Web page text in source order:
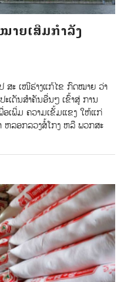
າຍເສີມກຳລັງ
ສະ ເໜີຮ່າງແກ້ໄຂ ກົດໝາຍ ວ່າ
ເດັນສຳຄັນອື່ນໆ ເຂົ້າສູ່ ການ
ອເພີ່ມ ຄວາມເຂັ້ມແຂງ ໃຫ້ແກ່
ລອກລວງສໍ້ໂກງ ຫລື ພວກສະ